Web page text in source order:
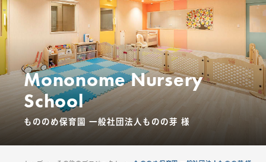
Mononome Nursery
School
もののめ保育園 一般社団法人ものの芽 様